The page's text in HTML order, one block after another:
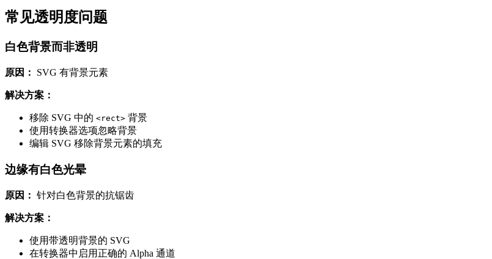
常见透明度问题
白色背景而非透明
原因： SVG 有背景元素
解决方案：
移除 SVG 中的 <rect> 背景
使用转换器选项忽略背景
编辑 SVG 移除背景元素的填充
边缘有白色光晕
原因： 针对白色背景的抗锯齿
解决方案：
使用带透明背景的 SVG
在转换器中启用正确的 Alpha 通道